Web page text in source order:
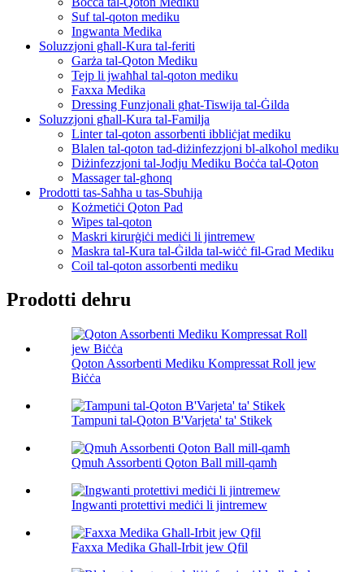
Suf tal-qoton mediku
Ingwanta Medika
Soluzzjoni għall-Kura tal-feriti
Garża tal-Qoton Mediku
Tejp li jwaħħal tal-qoton mediku
Faxxa Medika
Dressing Funzjonali għat-Tiswija tal-Ġilda
Soluzzjoni għall-Kura tal-Familja
Linter tal-qoton assorbenti ibbliċjat mediku
Blalen tal-qoton tad-diżinfezzjoni bl-alkoħol mediku
Diżinfezzjoni tal-Jodju Mediku Boċċa tal-Qoton
Massager tal-għonq
Prodotti tas-Saħħa u tas-Sbuħija
Kożmetiċi Qoton Pad
Wipes tal-qoton
Maskri kirurġiċi mediċi li jintremew
Maskra tal-Kura tal-Ġilda tal-wiċċ fil-Grad Mediku
Coil tal-qoton assorbenti mediku
Prodotti dehru
Qoton Assorbenti Mediku Kompressat Roll jew
Biċċa
Tampuni tal-Qoton B'Varjeta' ta' Stikek
Qmuħ Assorbenti Qoton Ball mill-qamħ
Ingwanti protettivi mediċi li jintremew
Faxxa Medika Għall-Irbit jew Qfil